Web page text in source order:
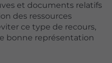
et documents relatifs
des ressources
ce type de recours,
bonne représentation